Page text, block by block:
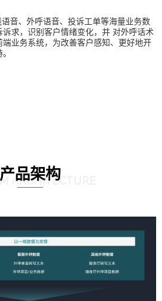
音、外呼语音、投诉工单等海量业务数
求，识别客户情绪变化，并 对外呼话术
业务系统，为改善客户感知、更好地开
产品架构
ARCHITECTURE